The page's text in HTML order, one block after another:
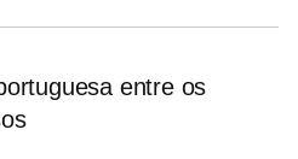
entre os